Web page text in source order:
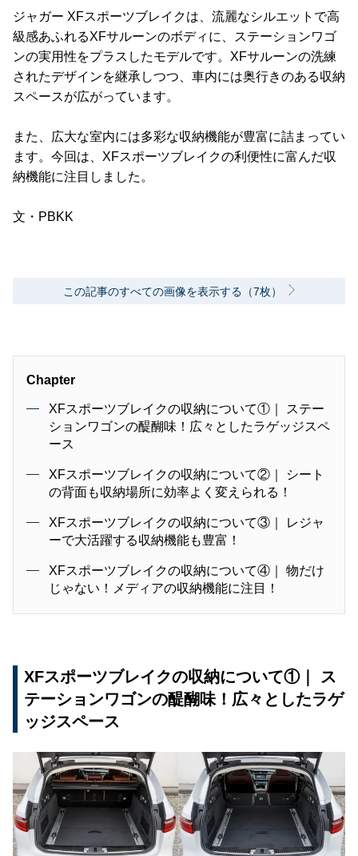
ジャガー XFスポーツブレイクは、流麗なシルエットで高
級感あふれるXFサルーンのボディに、ステーションワゴ
ンの実用性をプラスしたモデルです。XFサルーンの洗練
されたデザインを継承しつつ、車内には奥行きのある収納
スペースが広がっています。
また、広大な室内には多彩な収納機能が豊富に詰まってい
ます。今回は、XFスポーツブレイクの利便性に富んだ収
納機能に注目しました。
文・PBKK
この記事のすべての画像を表示する（7枚）
Chapter
XFスポーツブレイクの収納について①｜ ステー
ションワゴンの醍醐味！広々としたラゲッジスペ
ース
XFスポーツブレイクの収納について②｜ シート
の背面も収納場所に効率よく変えられる！
XFスポーツブレイクの収納について③｜ レジャ
ーで大活躍する収納機能も豊富！
XFスポーツブレイクの収納について④｜ 物だけ
じゃない！メディアの収納機能に注目！
XFスポーツブレイクの収納について①｜ ス
テーションワゴンの醍醐味！広々としたラゲ
ッジスペース